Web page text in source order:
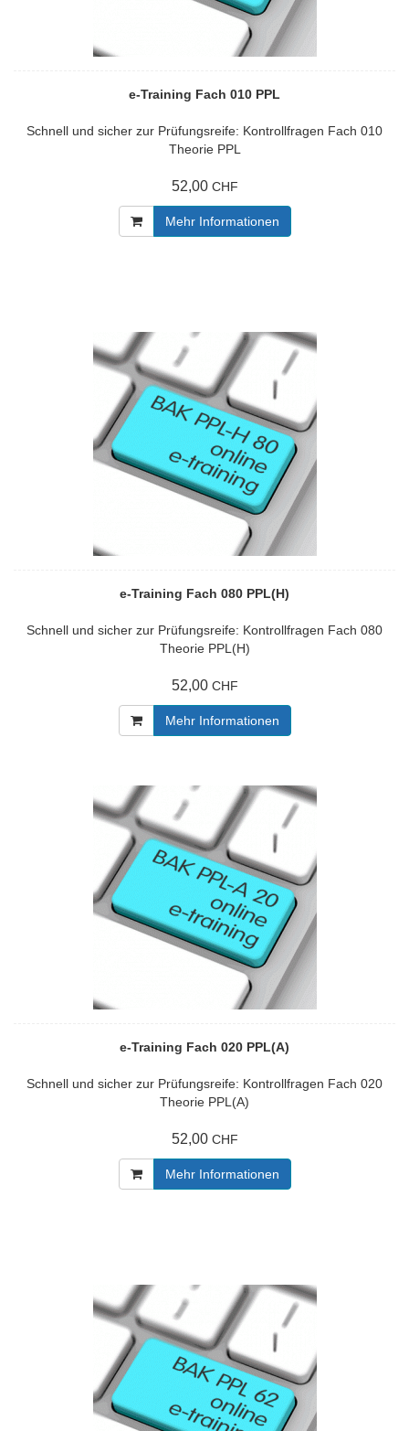
e-Training Fach 010 PPL
Schnell und sicher zur Prüfungsreife: Kontrollfragen Fach 010
Theorie PPL
52,00 CHF
Mehr Informationen
e-Training Fach 080 PPL(H)
Schnell und sicher zur Prüfungsreife: Kontrollfragen Fach 080
Theorie PPL(H)
52,00 CHF
Mehr Informationen
e-Training Fach 020 PPL(A)
Schnell und sicher zur Prüfungsreife: Kontrollfragen Fach 020
Theorie PPL(A)
52,00 CHF
Mehr Informationen